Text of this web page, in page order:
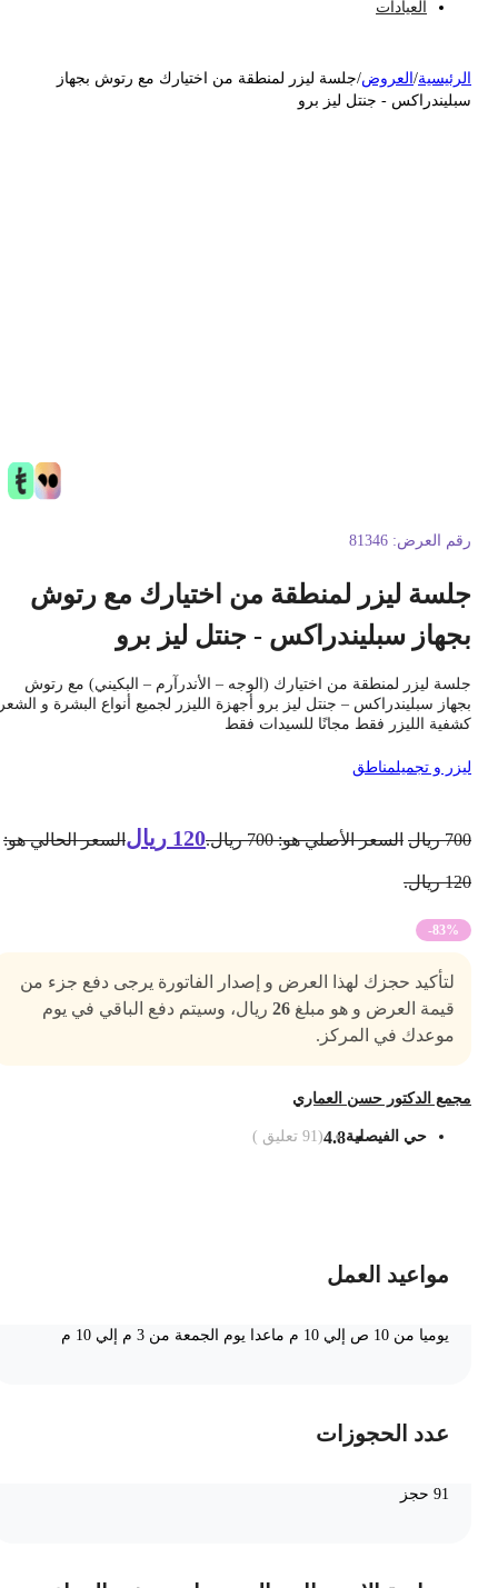
العيادات
/العروض جلسة ليزر لمنطقة من اختيارك مع رتوش بجهاز
- جنتل ليز برو
العرض: 81346
ليزر لمنطقة من اختيارك مع رتوش
سبليندراكس - جنتل ليز برو
ليزر لمنطقة من اختيارك (الوجه – الأندرآرم – البكيني) مع رتوش
سبليندراكس – جنتل ليز برو أجهزة الليزر لجميع أنواع البشرة و الشعر
الليزر فقط مجانًا للسيدات فقط
و تجميلمناطق
ريال السعر الأصلي هو: 700 ريال. 120 ريال السعر الحالي هو:
-83%
لتأكيد حجزك لهذا العرض و إصدار الفاتورة يرجى دفع جزء من
قيمة العرض و هو مبلغ26ريال، وسيتم دفع الباقي في يوم
موعدك في المركز.
الدكتور حسن العماري
حي الفيصلية4.8
(
91تعليق )
مواعيد العمل
يوميا من 10 ص إلي 10 م ماعدا يوم الجمعة من 3 م إلي 10 م
عدد الحجوزات